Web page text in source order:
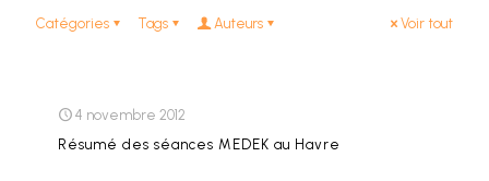
Catégories Tags Auteurs Voir tout
4 novembre 2012
Résumé des séances MEDEK au Havre